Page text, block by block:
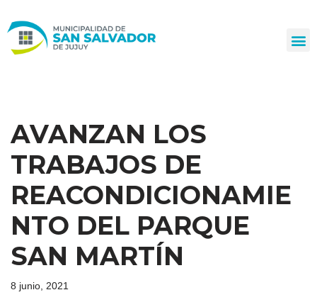
al
AVANZAN LOS
TRABAJOS DE
REACONDICIONAMIE
NTO DEL PARQUE
SAN MARTÍN
8 junio, 2021